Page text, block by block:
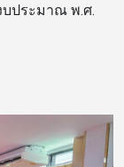
บประมาณ พ.ศ.